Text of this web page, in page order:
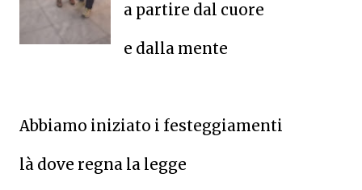
a partire dal cuore
e dalla mente
Abbiamo iniziato i festeggiamenti
là dove regna la legge